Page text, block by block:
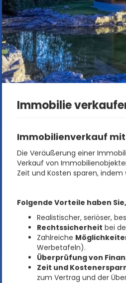
Immobilie
Immobilienverkauf
Die Veräußerung einer
Verkauf von
Zeit und Kosten sparen,
Folgende Vorteile haben
Realistischer, seriöser,
Rechtssicherheit bei
Zahlreiche
Werbetafeln).
Überprüfung von
Zeit und
zum Vertrag und der